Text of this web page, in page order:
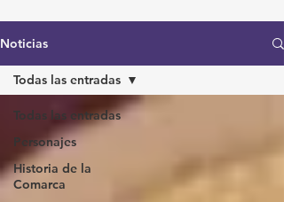
Noticias
Todas las entradas
Personajes
Historia de la
Comarca
Todas las entradas